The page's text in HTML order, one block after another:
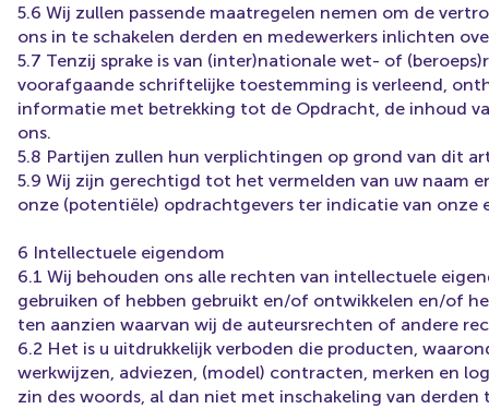
5.6 Wij zullen passende maatregelen nemen om de
ons in te schakelen derden en medewerkers inlichten
5.7 Tenzij sprake is van (inter)nationale wet- of
voorafgaande schriftelijke toestemming is verleend,
informatie met betrekking tot de Opdracht, de inhoud
ons.
5.8 Partijen zullen hun verplichtingen op grond van dit
5.9 Wij zijn gerechtigd tot het vermelden van uw naam
onze (potentiële) opdrachtgevers ter indicatie van onze
6 Intellectuele eigendom
6.1 Wij behouden ons alle rechten van intellectuele
gebruiken of hebben gebruikt en/of ontwikkelen en/of
ten aanzien waarvan wij de auteursrechten of andere
6.2 Het is u uitdrukkelijk verboden die producten,
werkwijzen, adviezen, (model) contracten, merken en
zin des woords, al dan niet met inschakeling van